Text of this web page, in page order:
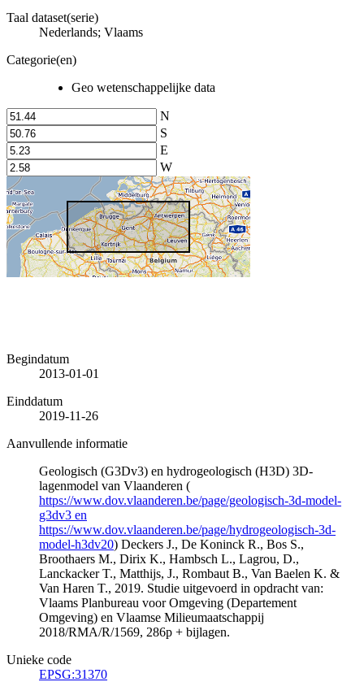
Taal dataset(serie)
Nederlands; Vlaams
Categorie(en)
Geo wetenschappelijke data
N
S
E
W
Begindatum
2013-01-01
Einddatum
2019-11-26
Aanvullende informatie
Geologisch (G3Dv3) en hydrogeologisch (H3D) 3D-
lagenmodel van Vlaanderen (
https://www.dov.vlaanderen.be/page/geologisch-3d-model-
g3dv3 en
https://www.dov.vlaanderen.be/page/hydrogeologisch-3d-
model-h3dv20) Deckers J., De Koninck R., Bos S.,
Broothaers M., Dirix K., Hambsch L., Lagrou, D.,
Lanckacker T., Matthijs, J., Rombaut B., Van Baelen K. &
Van Haren T., 2019. Studie uitgevoerd in opdracht van:
Vlaams Planbureau voor Omgeving (Departement
Omgeving) en Vlaamse Milieumaatschappij
2018/RMA/R/1569, 286p + bijlagen.
Unieke code
EPSG:31370